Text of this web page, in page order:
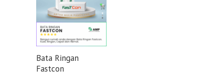
Bata Ringan
Fastcon